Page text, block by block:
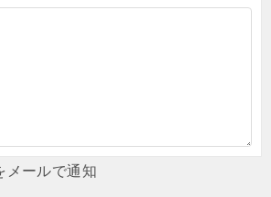
メールで通知